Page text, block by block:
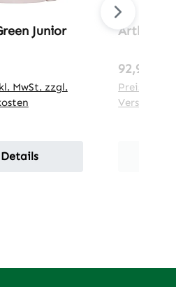
Junior
Preis:
MwSt. zzgl.
Details
92,95 €
Preise inkl.